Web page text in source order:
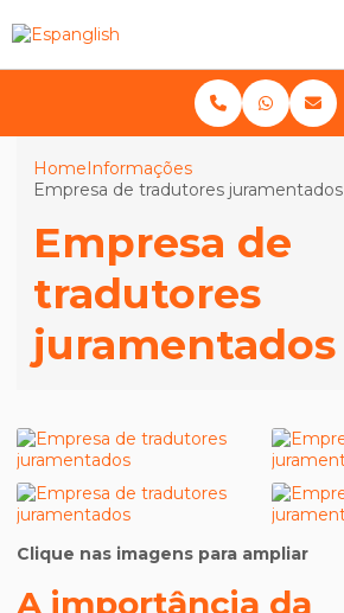
HomeInformações
Empresa de tradutores juramentados
Empresa de
tradutores
juramentados
Clique nas imagens para ampliar
A importância da